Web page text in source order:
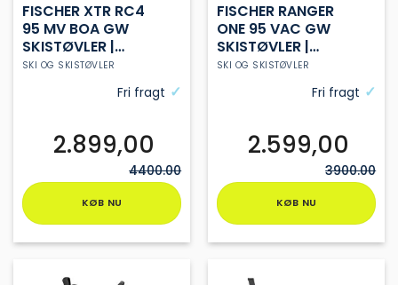
SKI OG SKISTØVLER
FISCHER XTR RC4
95 MV BOA GW
SKISTØVLER |
WINEBERRY | DAME
Fri fragt
KØB NU
vare
4400.00
2.899,00
SKI OG SKISTØVLER
FISCHER RANGER
ONE 95 VAC GW
SKISTØVLER |
BLACK | DAME
Fri fragt
KØB NU
vare
3900.00
2.599,00